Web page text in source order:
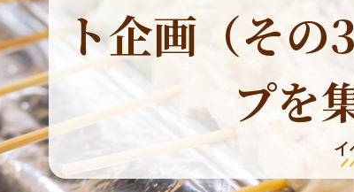
ト企画（その
プを
イ